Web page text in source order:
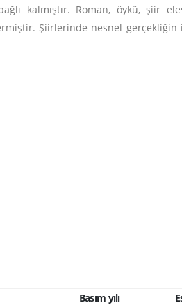
kalmıştır. Roman, öykü, şiir
Şiirlerinde nesnel
Basım yılı